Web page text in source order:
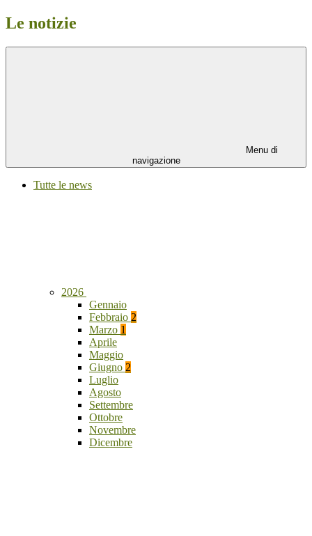
Le notizie
Menu di
navigazione
Tutte le news
2026
Gennaio
Febbraio 2
Marzo 1
Aprile
Maggio
Giugno 2
Luglio
Agosto
Settembre
Ottobre
Novembre
Dicembre